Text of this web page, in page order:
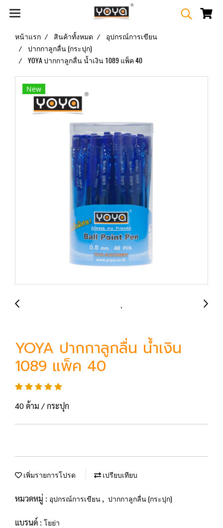
หน้าแรก สินค้าทั้งหมด
อุปกรณ์การเขียน
ปากกาลูกลื่น (กระปุก)
YOYA ปากกาลูกลื่น น้ำเงิน 1089 แพ็ค 40
New
YOYA ปากกาลูกลื่น น้ำเงิน
1089 แพ็ค 40
40 ด้าม / กระปุก
เพิ่มรายการโปรด เปรียบเทียบ
หมวดหมู่ : อุปกรณ์การเขียน , ปากกาลูกลื่น (กระปุก)
แบรนด์ : โยย่า